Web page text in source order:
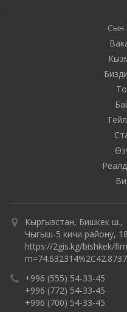
Кыргызстан, Бишкек ш.,
Чыгыш-5 кичи району,
https://2gis.kg/bishkek/
+996 (555) 54-33-45
+996 (772) 54-33-45
+996 (700) 54-33-45